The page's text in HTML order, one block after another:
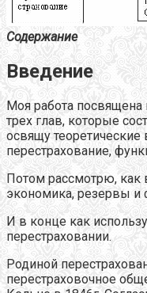
Содержание
Введение
Моя работа посвящена
трех глав, которые
освящу теоретические
перестрахование,
Потом рассмотрю, как
экономика, резервы и
И в конце как
перестраховании.
Родиной
перестраховочное